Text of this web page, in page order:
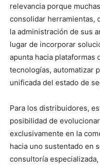
relevancia porque
consolidar herramientas,
la administración de sus
lugar de incorporar
apunta hacia
tecnologías, automatizar
unificada del estado de
Para los distribuidores,
posibilidad de
exclusivamente en la
hacia uno sustentado en
consultoría